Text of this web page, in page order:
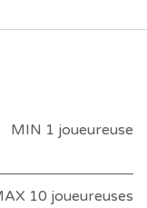
MIN 1 joueureuse
10 joueureuses